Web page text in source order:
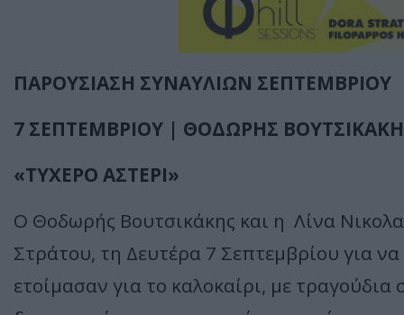
ΠΑΡΟΥΣΙΑΣΗ ΣΥΝΑΥΛΙΩΝ ΣΕΠΤΕΜΒΡΙΟΥ
7 ΣΕΠΤΕΜΒΡΙΟΥ | ΘΟΔΩΡΗΣ
«ΤΥΧΕΡΟ ΑΣΤΕΡΙ»
Ο Θοδωρής Βουτσικάκης και η Λίνα
Στράτου, τη Δευτέρα 7 Σεπτεμβρίου για
ετοίμασαν για το καλοκαίρι, με